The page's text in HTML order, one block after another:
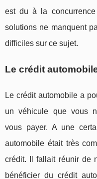
est du à la
solutions ne manquent
difficiles sur ce sujet.
Le crédit
Le crédit automobile a
un véhicule que vous
vous payer. A une
automobile était très
crédit. Il fallait réunir de
bénéficier du crédit